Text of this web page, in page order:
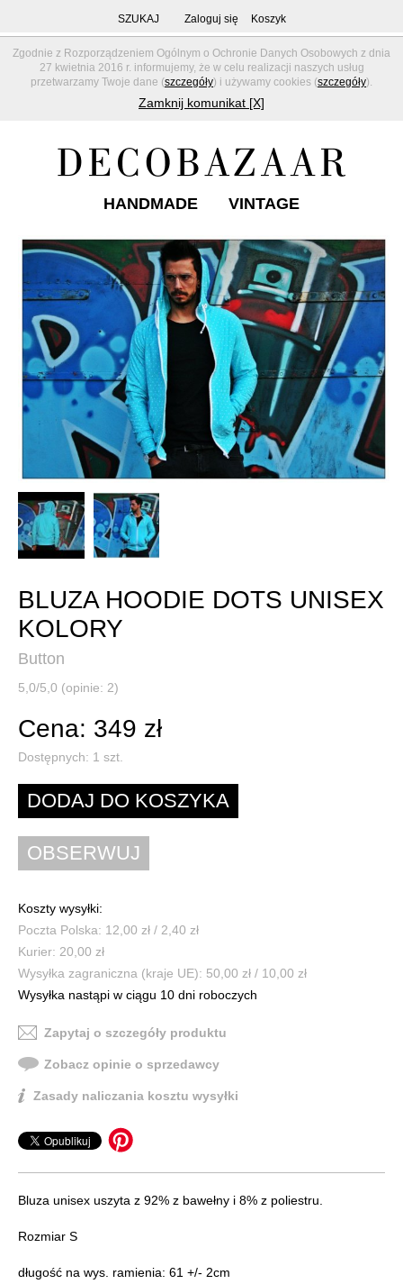
Zgodnie z Rozporządzeniem Ogólnym o Ochronie Danych Osobowych z dnia
27 kwietnia 2016 r. informujemy, że w celu realizacji naszych usług
przetwarzamy Twoje dane (szczegóły) i używamy cookies (szczegóły).
Zamknij komunikat [X]
SZUKAJ Zaloguj się Koszyk
HANDMADE VINTAGE
BLUZA HOODIE DOTS UNISEX
KOLORY
Button
5,0/5,0 (opinie: 2)
Cena: 349 zł
Dostępnych: 1 szt.
Koszty wysyłki:
Poczta Polska: 12,00 zł / 2,40 zł
Kurier: 20,00 zł
Wysyłka zagraniczna (kraje UE): 50,00 zł / 10,00 zł
Wysyłka nastąpi w ciągu 10 dni roboczych
Zapytaj o szczegóły produktu
Zobacz opinie o sprzedawcy
Zasady naliczania kosztu wysyłki
Bluza unisex uszyta z 92% z bawełny i 8% z poliestru.
Rozmiar S
długość na wys. ramienia: 61 +/- 2cm